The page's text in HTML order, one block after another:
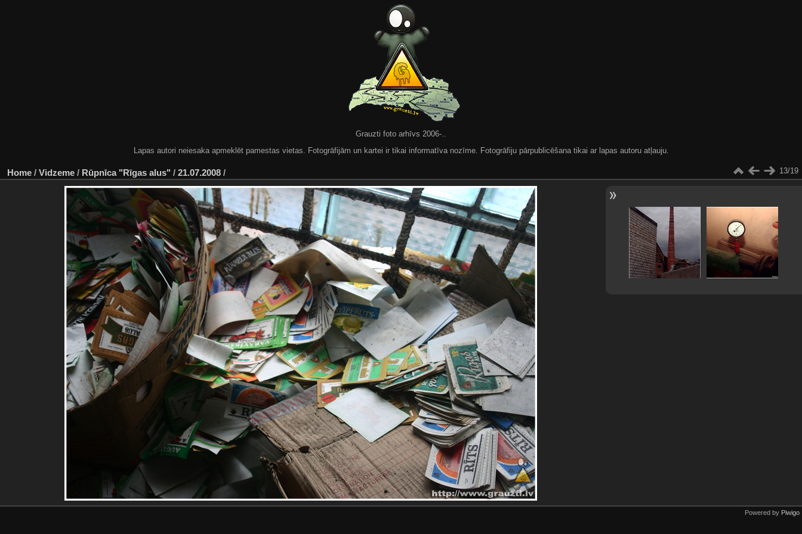
Grauzti foto arhīvs 2006-..
Lapas autori neiesaka apmeklēt pamestas vietas. Fotogrāfijām un kartei ir tikai informatīva nozīme. Fotogrāfiju pārpublicēšana tikai ar lapas autoru atļauju.
Home / Vidzeme / Rūpnīca "Rīgas alus" / 21.07.2008 / 13/19
Powered by Piwigo